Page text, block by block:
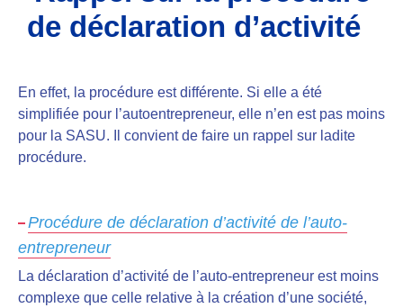
de déclaration d’activité
En effet, la procédure est différente. Si elle a été
simplifiée pour l’autoentrepreneur, elle n’en est pas moins
pour la SASU. Il convient de faire un rappel sur ladite
procédure.
Procédure de déclaration d’activité de l’auto-
entrepreneur
La déclaration d’activité de l’auto-entrepreneur est moins
complexe que celle relative à la création d’une société,